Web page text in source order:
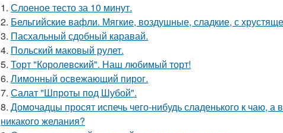
1. Слоеное тесто за 10 минут.
2. Бельгийские вафли. Мягкие, воздушные, сладкие, с
3. Пасхальный сдобный каравай.
4. Польский маковый рулет.
5. Торт "Королeвcкий". Наш любимый торт!
6. Лимонный освежающий пирог.
7. Салат "Шпроты под Шубой".
8. Домочадцы просят испечь чего-нибудь сладенького к чаю, а
никакого желания?